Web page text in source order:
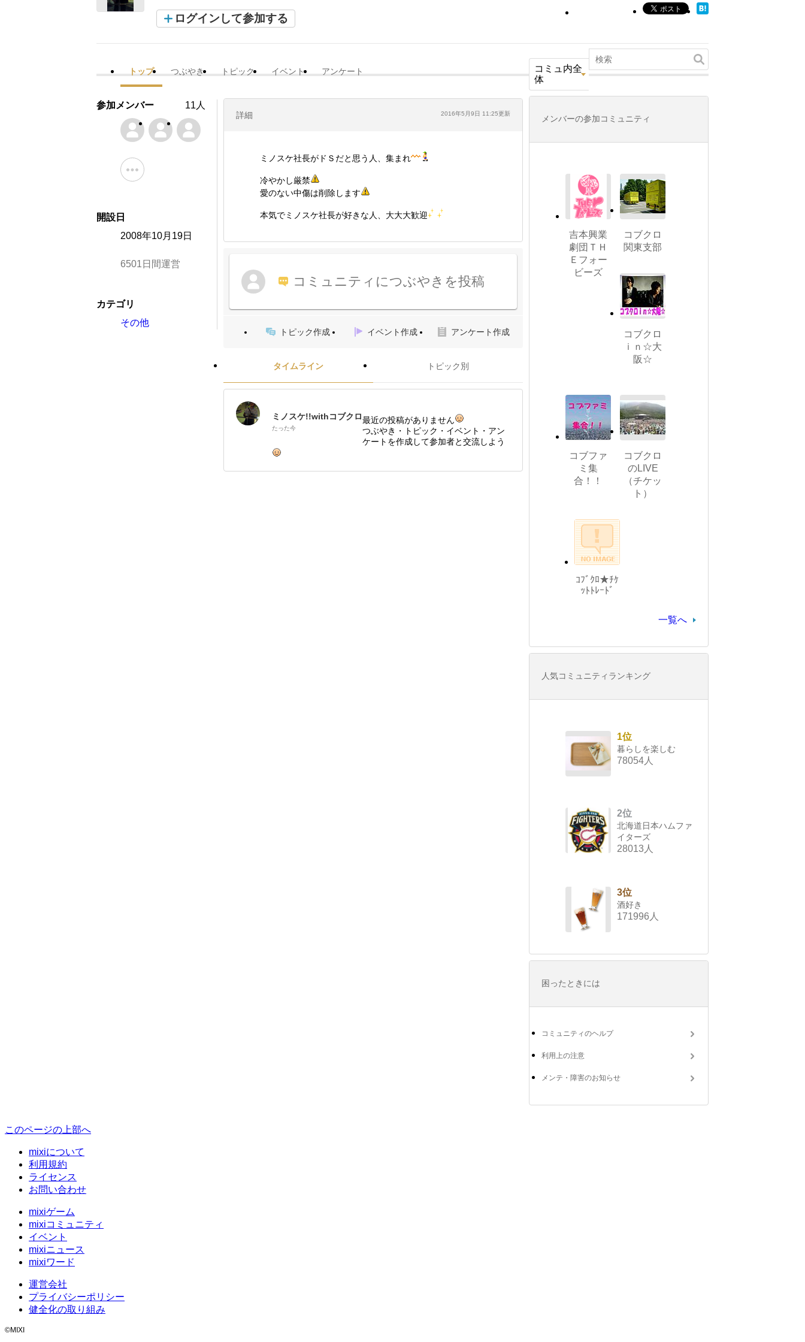
ログインして参加する
トップ つぶやき トピック イベント アンケート
コミュ内全
体
詳細 2016年5月9日 11:25更新
ミノスケ社長がドＳだと思う人、集まれ
冷やかし厳禁
愛のない中傷は削除します
本気でミノスケ社長が好きな人、大大大歓迎
コミュニティにつぶやきを投稿
トピック作成 イベント作成 アンケート作成
タイムライン トピック別
ミノスケ!!withコブクロ
たった今
最近の投稿がありません
つぶやき・トピック・イベント・アン
ケートを作成して参加者と交流しよう
参加メンバー 11人
開設日
2008年10月19日
6501日間運営
カテゴリ
その他
メンバーの参加コミュニティ
吉本興業
劇団ＴＨ
Ｅフォー
ビーズ
コブクロ
関東支部
コブクロ
ｉｎ☆大
阪☆
コブファ
ミ集
合！！
コブクロ
のLIVE
（チケッ
ト）
ｺﾌﾞｸﾛ★ﾁｹ
ｯﾄﾄﾚｰﾄﾞ
一覧へ
人気コミュニティランキング
1位
暮らしを楽しむ
78054人
2位
北海道日本ハムファ
イターズ
28013人
3位
酒好き
171996人
困ったときには
コミュニティのヘルプ
利用上の注意
メンテ・障害のお知らせ
このページの上部へ
mixiについて
利用規約
ライセンス
お問い合わせ
mixiゲーム
mixiコミュニティ
イベント
mixiニュース
mixiワード
運営会社
プライバシーポリシー
健全化の取り組み
©MIXI